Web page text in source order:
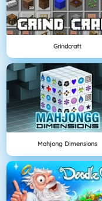
Grindcraft
Mahjong Dimensions